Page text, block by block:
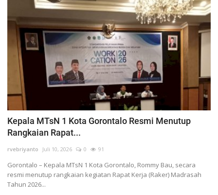
Kepala MTsN 1 Kota Gorontalo Resmi Menutup
Rangkaian Rapat...
rvebriyanto Juli 10, 2026 0 91
Gorontalo – Kepala MTsN 1 Kota Gorontalo, Rommy Bau, secara
resmi menutup rangkaian kegiatan Rapat Kerja (Raker) Madrasah
Tahun 2026...